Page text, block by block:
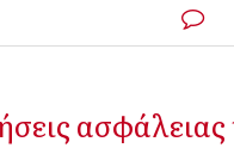
ασφάλειας